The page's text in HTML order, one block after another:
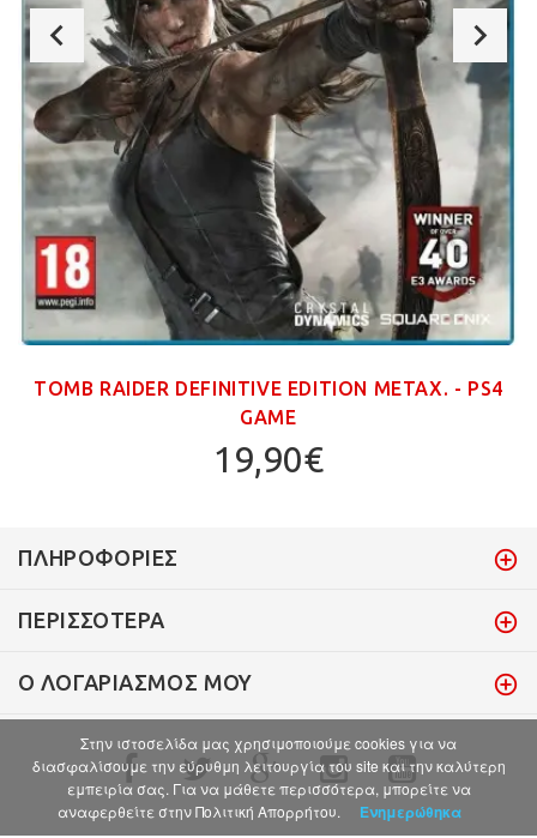
TOMB RAIDER DEFINITIVE EDITION ΜΕΤΑΧ. - PS4
GAME
19,90€
ΠΛΗΡΟΦΟΡΊΕΣ
ΠΕΡΙΣΣΌΤΕΡΑ
Ο ΛΟΓΑΡΙΑΣΜΌΣ ΜΟΥ
Στην ιστοσελίδα μας χρησιμοποιούμε cookies για να
διασφαλίσουμε την εύρυθμη λειτουργία του site και την καλύτερη
εμπειρία σας. Για να μάθετε περισσότερα, μπορείτε να
αναφερθείτε στην Πολιτική Απορρήτου.
Ενημερώθηκα